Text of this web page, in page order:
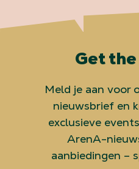
Get
Meld je aan voor
nieuwsbrief en
exclusieve
ArenA-
aanbiedingen –